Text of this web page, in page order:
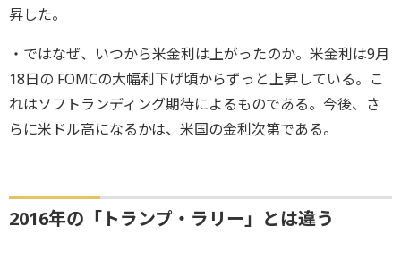
昇した。
・ではなぜ、いつから米金利は上がったのか。米金利は9月
18日の FOMCの大幅利下げ頃からずっと上昇している。こ
れはソフトランディング期待によるものである。今後、さ
らに米ドル高になるかは、米国の金利次第である。
2016年の「トランプ・ラリー」とは違う